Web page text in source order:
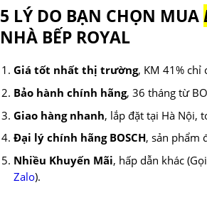
5 LÝ DO BẠN CHỌN MUA
NHÀ BẾP ROYAL
Giá tốt nhất thị trường, KM 41% chỉ
Bảo hành chính hãng, 36 tháng từ
Giao hàng nhanh, lắp đặt tại Hà Nội,
Đại lý chính hãng BOSCH, sản phẩm
Nhiều Khuyến Mãi, hấp dẫn khác
Zalo).